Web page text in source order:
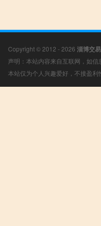
Copyright © 2012 - 2026 淄博交
声明：本站内容来自互联网，如
本站仅为个人兴趣爱好，不接盈利